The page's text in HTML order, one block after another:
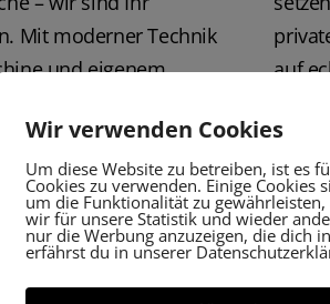
Mit moderner Technik
und eigenem
auf
Jetzt Beratungstermin
Wir verwenden Cookies
Um diese Website zu betreiben, ist es
Cookies zu verwenden. Einige Cookies
um die Funktionalität zu
wir für unsere Statistik und wieder
nur die Werbung anzuzeigen, die dich
erfährst du in unserer